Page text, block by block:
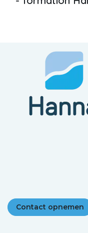
Contact opnemen